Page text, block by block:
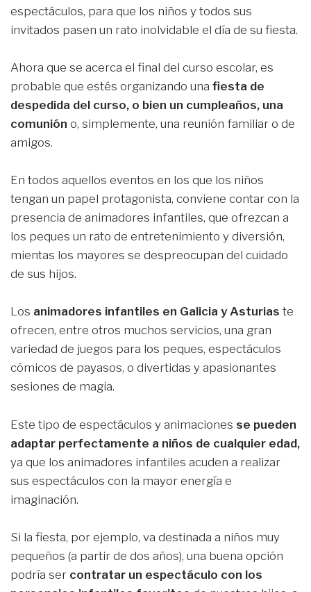
espectáculos, para que los niños y todos sus
invitados pasen un rato inolvidable el día de su fiesta.
Ahora que se acerca el final del curso escolar, es
probable que estés organizando una fiesta de
despedida del curso, o bien un cumpleaños, una
comunión o, simplemente, una reunión familiar o de
amigos.
En todos aquellos eventos en los que los niños
tengan un papel protagonista, conviene contar con la
presencia de animadores infantiles, que ofrezcan a
los peques un rato de entretenimiento y diversión,
mientas los mayores se despreocupan del cuidado
de sus hijos.
Los animadores infantiles en Galicia y Asturias te
ofrecen, entre otros muchos servicios, una gran
variedad de juegos para los peques, espectáculos
cómicos de payasos, o divertidas y apasionantes
sesiones de magia.
Este tipo de espectáculos y animaciones se pueden
adaptar perfectamente a niños de cualquier edad,
ya que los animadores infantiles acuden a realizar
sus espectáculos con la mayor energía e
imaginación.
Si la fiesta, por ejemplo, va destinada a niños muy
pequeños (a partir de dos años), una buena opción
podría ser contratar un espectáculo con los